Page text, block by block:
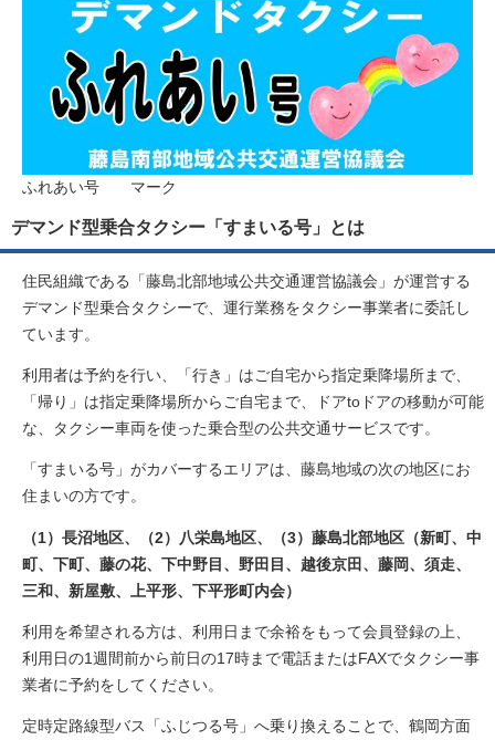
ふれあい号 マーク
デマンド型乗合タクシー「すまいる号」とは
住民組織である「藤島北部地域公共交通運営協議会」が運営する
デマンド型乗合タクシーで、運行業務をタクシー事業者に委託し
ています。
利用者は予約を行い、「行き」はご自宅から指定乗降場所まで、
「帰り」は指定乗降場所からご自宅まで、ドアtoドアの移動が可能
な、タクシー車両を使った乗合型の公共交通サービスです。
「すまいる号」がカバーするエリアは、藤島地域の次の地区にお
住まいの方です。
（1）長沼地区、（2）八栄島地区、（3）藤島北部地区（新町、中
町、下町、藤の花、下中野目、野田目、越後京田、藤岡、須走、
三和、新屋敷、上平形、下平形町内会）
利用を希望される方は、利用日まで余裕をもって会員登録の上、
利用日の1週間前から前日の17時まで電話またはFAXでタクシー事
業者に予約をしてください。
定時定路線型バス「ふじつる号」へ乗り換えることで、鶴岡方面